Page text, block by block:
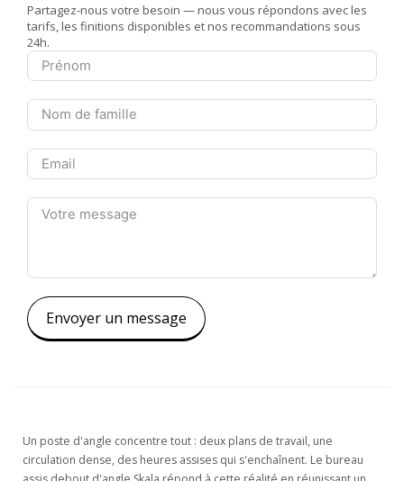
Partagez-nous votre besoin — nous vous répondons avec les
tarifs, les finitions disponibles et nos recommandations sous
24h.
Envoyer un message
Un poste d'angle concentre tout : deux plans de travail, une
circulation dense, des heures assises qui s'enchaînent. Le bureau